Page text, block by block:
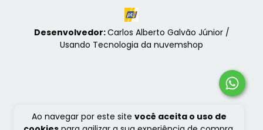
Ao navegar por este site você aceita o uso de
Desenvolvedor:Carlos Alberto Galvão Júnior /
Usando Tecnologia da nuvemshop